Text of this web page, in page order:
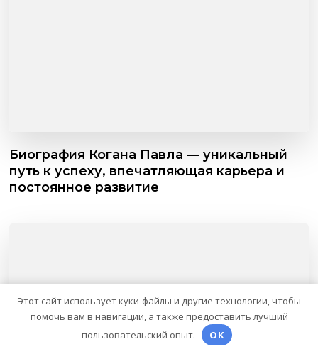
Биография Когана Павла — уникальный
путь к успеху, впечатляющая карьера и
постоянное развитие
Этот сайт использует куки-файлы и другие технологии, чтобы
помочь вам в навигации, а также предоставить лучший
пользовательский опыт.
OK